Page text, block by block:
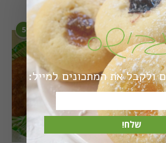
1 באוגוסט 2022
5 6
ולקבל את המתכונים למייל:
שלח!